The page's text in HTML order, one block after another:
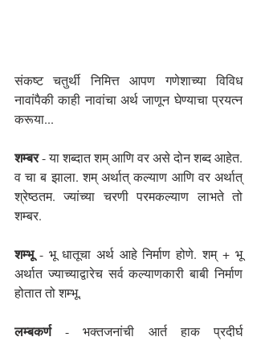
संकष्ट चतुर्थी निमित्त आपण गणेशाच्या विविध
नावांपैकी काही नावांचा अर्थ जाणून घेण्याचा प्रयत्न
करूया...
शम्बर - या शब्दात शम् आणि वर असे दोन शब्द आहेत.
व चा ब झाला. शम् अर्थात् कल्याण आणि वर अर्थात्
श्रेष्ठतम. ज्यांच्या चरणी परमकल्याण लाभते तो
शम्बर.
शम्भू - भू धातूचा अर्थ आहे निर्माण होणे. शम् + भू
अर्थात ज्याच्याद्वारेच सर्व कल्याणकारी बाबी निर्माण
होतात तो शम्भू.
लम्बकर्ण - भक्तजनांची आर्त हाक प्रदीर्घ